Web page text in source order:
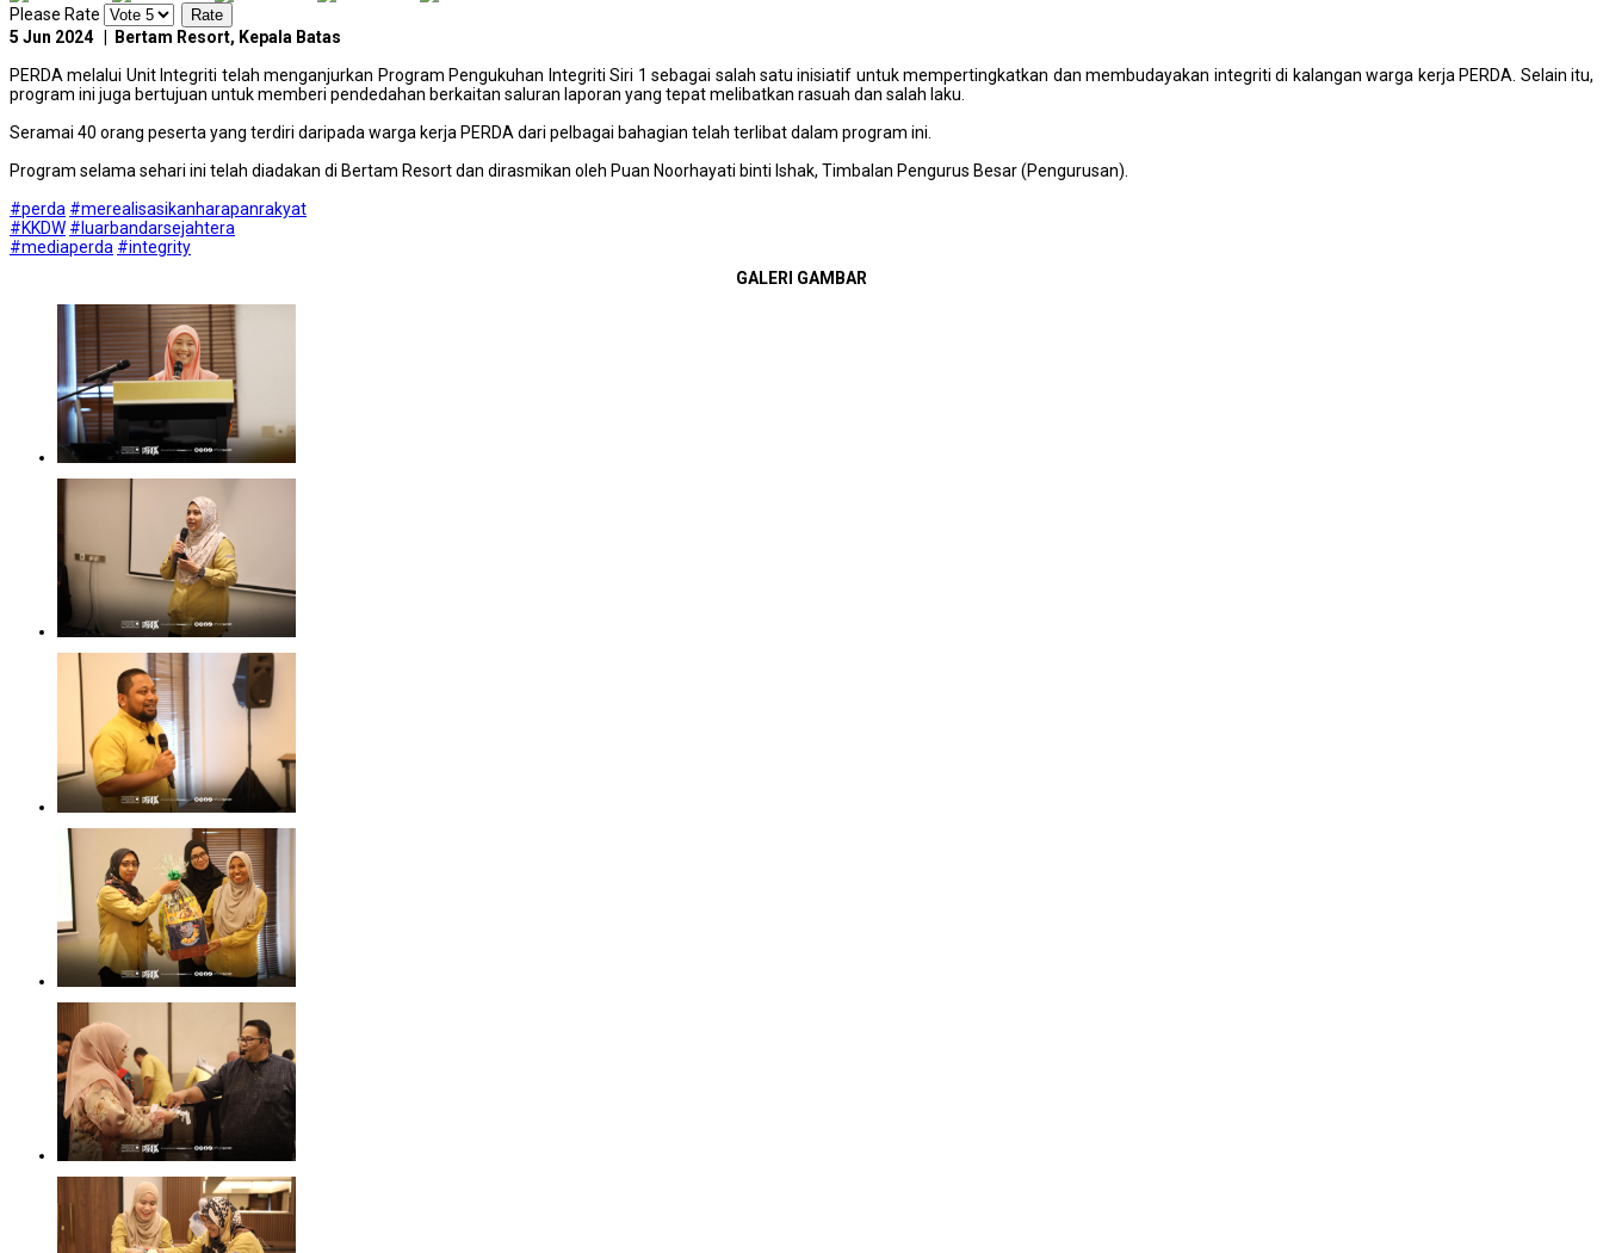
Please Rate
5 Jun 2024 | Bertam Resort, Kepala Batas
PERDA melalui Unit Integriti telah menganjurkan Program Pengukuhan Integriti Siri 1 sebagai salah satu inisiatif untuk mempertingkatkan dan membudayakan integriti di kalangan warga kerja PERDA. Selain itu,
program ini juga bertujuan untuk memberi pendedahan berkaitan saluran laporan yang tepat melibatkan rasuah dan salah laku.
Seramai 40 orang peserta yang terdiri daripada warga kerja PERDA dari pelbagai bahagian telah terlibat dalam program ini.
Program selama sehari ini telah diadakan di Bertam Resort dan dirasmikan oleh Puan Noorhayati binti Ishak, Timbalan Pengurus Besar (Pengurusan).
#perda #merealisasikanharapanrakyat
#KKDW #luarbandarsejahtera
#mediaperda #integrity
GALERI GAMBAR